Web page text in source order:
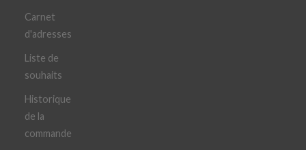
Carnet
d'adresses
Liste de
souhaits
Historique
de la
commande